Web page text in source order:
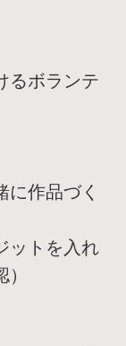
るボランテ
に作品づく
ットを入れ